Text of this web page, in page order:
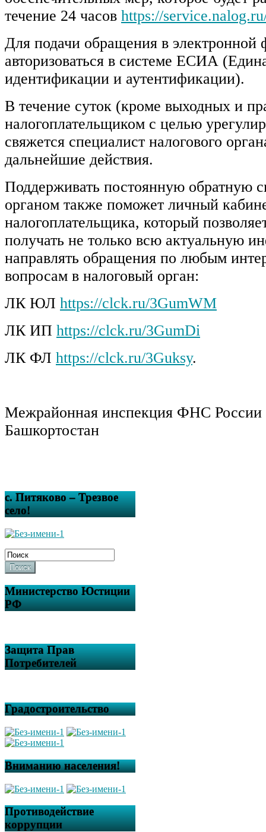
течение 24 часов https://
Для подачи обращения в электронной
авторизоваться в системе ЕСИА
идентификации и аутентификации).
В течение суток (кроме выходных и
налогоплательщиком с целью
свяжется специалист налогового
дальнейшие действия.
Поддерживать постоянную обратную
органом также поможет личный
налогоплательщика, который
получать не только всю актуальную
направлять обращения по любым
вопросам в налоговый орган:
ЛК ЮЛ https://clck.ru/3GumWM
ЛК ИП https://clck.ru/3GumDi
ЛК ФЛ https://clck.ru/3Guksy.
Межрайонная инспекция ФНС России
Башкортостан
с. Питяково – Трезвое
село!
Поиск
Министерство Юстиции
РФ
Защита Прав
Потребителей
Градостроительство
Вниманию населения!
Противодействие
коррупции